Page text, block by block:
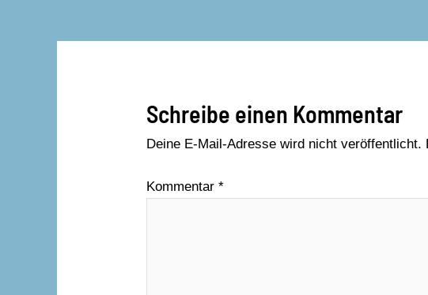
Schreibe einen Kommentar
Deine E-Mail-Adresse wird nicht veröffentlicht.
Kommentar*